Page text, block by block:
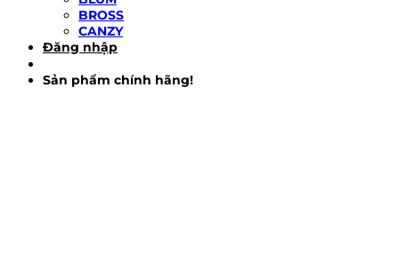
BROSS
CANZY
Đăng nhập
Sản phẩm chính hãng!